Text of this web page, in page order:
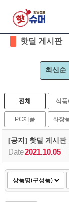
핫딜 게시판
최신순
전체 식품
PC제품 화장
[공지] 핫딜 게시판
Date2021.10.05